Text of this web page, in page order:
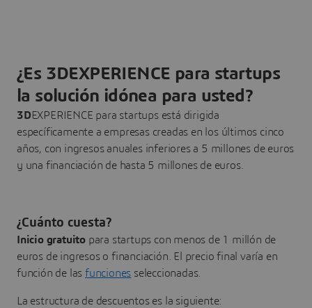
¿Es 3DEXPERIENCE para startups
la solución idónea para usted?
3DEXPERIENCE para startups está dirigida
específicamente a empresas creadas en los últimos cinco
años, con ingresos anuales inferiores a 5 millones de euros
y una financiación de hasta 5 millones de euros.
¿Cuánto cuesta?
Inicio gratuito para startups con menos de 1 millón de
euros de ingresos o financiación. El precio final varía en
función de lasfunciones seleccionadas.
La estructura de descuentos es la siguiente: